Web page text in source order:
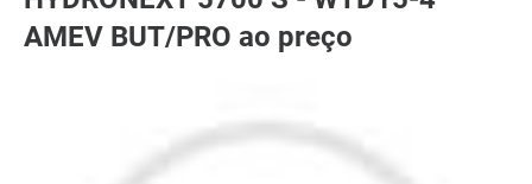
AMEV BUT/PRO ao preço